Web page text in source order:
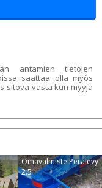
antamien tietojen
saattaa olla myös
sitova vasta kun myyjä
Omavalmiste Perälevy
2.5